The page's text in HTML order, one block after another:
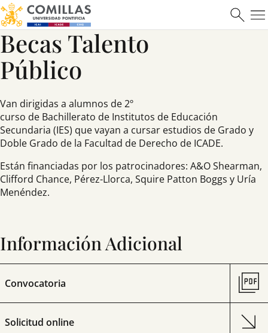
Ver más
Becas Talento
Público
Van dirigidas a alumnos de 2º
curso de Bachillerato de Institutos de Educación
Secundaria (IES) que vayan a cursar estudios de Grado y
Doble Grado de la Facultad de Derecho de ICADE.
Están financiadas por los patrocinadores: A&O Shearman,
Clifford Chance, Pérez-Llorca, Squire Patton Boggs y Uría
Menéndez.
Información Adicional
Convocatoria
Solicitud online